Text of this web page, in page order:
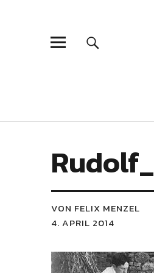
Blaue
VON FELIX MENZEL
4. APRIL 2014